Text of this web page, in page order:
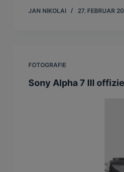
JAN NIKOLAI 27. FEBRUAR
FOTOGRAFIE
Sony Alpha 7 III